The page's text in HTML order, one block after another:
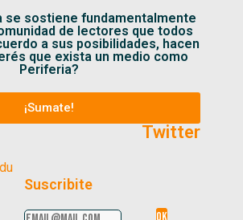
se sostiene fundamentalmente
de lectores que todos
a sus posibilidades, hacen
que exista un medio como
Periferia?
¡Sumate!
Twitter
Suscribite